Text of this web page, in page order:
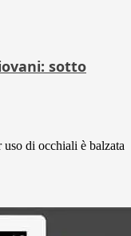
sotto
di occhiali è balzata